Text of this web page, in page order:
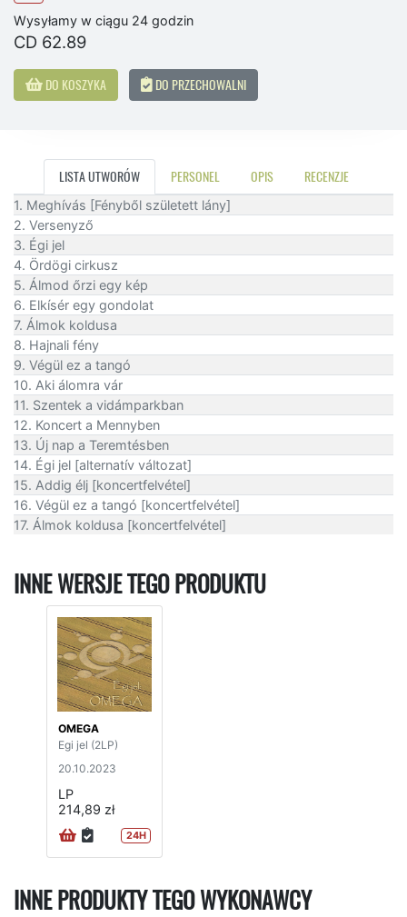
Wysyłamy w ciągu 24 godzin
CD 62.89
DO KOSZYKA DO PRZECHOWALNI
LISTA UTWORÓW PERSONEL OPIS RECENZJE
1. Meghívás [Fényből született lány]
2. Versenyző
3. Égi jel
4. Ördögi cirkusz
5. Álmod őrzi egy kép
6. Elkísér egy gondolat
7. Álmok koldusa
8. Hajnali fény
9. Végül ez a tangó
10. Aki álomra vár
11. Szentek a vidámparkban
12. Koncert a Mennyben
13. Új nap a Teremtésben
14. Égi jel [alternatív változat]
15. Addig élj [koncertfelvétel]
16. Végül ez a tangó [koncertfelvétel]
17. Álmok koldusa [koncertfelvétel]
INNE WERSJE TEGO PRODUKTU
OMEGA
Egi jel (2LP)
20.10.2023
LP
214,89 zł
24H
INNE PRODUKTY TEGO WYKONAWCY